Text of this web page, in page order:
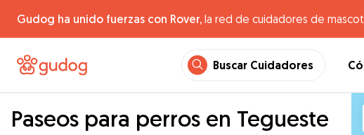
Gudog ha unido fuerzas con Rover, la red de cuidadores de
Buscar Cuidadores
Paseos para perros en Tegueste